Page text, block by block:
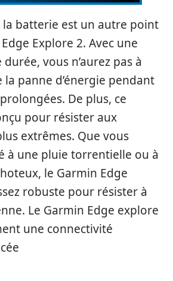
la batterie est un autre point
Explore 2. Avec une
vous n’aurez pas à
la panne d’énergie pendant
De plus, ce
pour résister aux
extrêmes. Que vous
à une pluie torrentielle ou à
le Garmin Edge
robuste pour résister à
Le Garmin Edge explore
une connectivité